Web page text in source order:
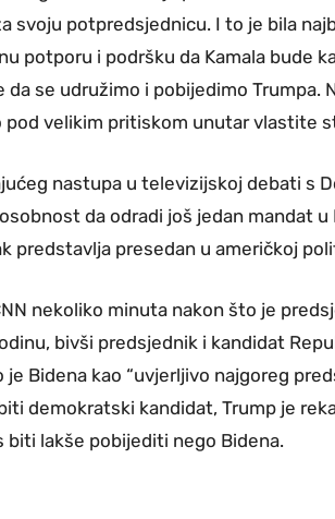
svoju potpredsjednicu. I to je bila
potporu i podršku da Kamala bude
se udružimo i pobijedimo Trumpa.
pod velikim pritiskom unutar vlastite
nastupa u televizijskoj debati s
da odradi još jedan mandat u
predstavlja presedan u američkoj
nekoliko minuta nakon što je
bivši predsjednik i kandidat
je Bidena kao “uvjerljivo najgoreg
demokratski kandidat, Trump je
biti lakše pobijediti nego Bidena.